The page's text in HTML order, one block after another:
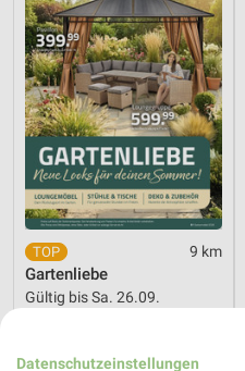
9 km
Gartenliebe
Gültig bis Sa. 26.09.
Datenschutzeinstellungen